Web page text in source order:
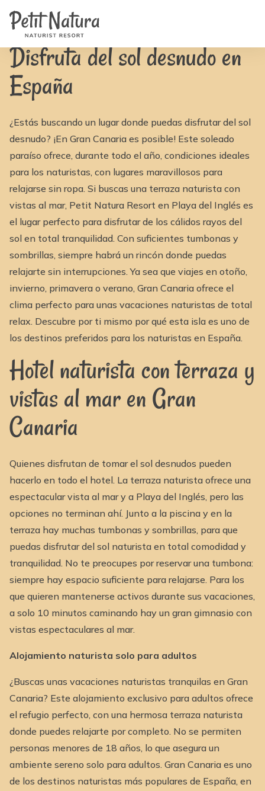
Habitaciones
Fotos
Instalaciones
Noticias
FAQ
Contacto
FR
IT
ES
Disponibilidad y Precios
Hotel naturista con terraza y vistas al mar en Gran Canaria
Disfruta del sol desnudo en
España
¿Estás buscando un lugar donde puedas disfrutar del sol
desnudo? ¡En Gran Canaria es posible! Este soleado
paraíso ofrece, durante todo el año, condiciones ideales
para los naturistas, con lugares maravillosos para
relajarse sin ropa. Si buscas una terraza naturista con
vistas al mar, Petit Natura Resort en Playa del Inglés es
el lugar perfecto para disfrutar de los cálidos rayos del
sol en total tranquilidad. Con suficientes tumbonas y
sombrillas, siempre habrá un rincón donde puedas
relajarte sin interrupciones. Ya sea que viajes en otoño,
invierno, primavera o verano, Gran Canaria ofrece el
clima perfecto para unas vacaciones naturistas de total
relax. Descubre por ti mismo por qué esta isla es uno de
los destinos preferidos para los naturistas en España.
Hotel naturista con terraza y
vistas al mar en Gran
Canaria
Quienes disfrutan de tomar el sol desnudos pueden
hacerlo en todo el hotel. La terraza naturista ofrece una
espectacular vista al mar y a Playa del Inglés, pero las
opciones no terminan ahí. Junto a la piscina y en la
terraza hay muchas tumbonas y sombrillas, para que
puedas disfrutar del sol naturista en total comodidad y
tranquilidad. No te preocupes por reservar una tumbona:
siempre hay espacio suficiente para relajarse. Para los
que quieren mantenerse activos durante sus vacaciones,
a solo 10 minutos caminando hay un gran gimnasio con
vistas espectaculares al mar.
Alojamiento naturista solo para adultos
¿Buscas unas vacaciones naturistas tranquilas en Gran
Canaria? Este alojamiento exclusivo para adultos ofrece
el refugio perfecto, con una hermosa terraza naturista
donde puedes relajarte por completo. No se permiten
personas menores de 18 años, lo que asegura un
ambiente sereno solo para adultos. Gran Canaria es uno
de los destinos naturistas más populares de España, en